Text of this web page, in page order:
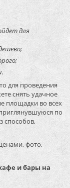
для
для проведения
снять удачное
площадки во всех
по
способов,
фото,
и бары на